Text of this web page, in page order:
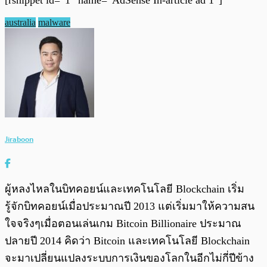
australia malware
Jiraboon
ผู้หลงไหลในบิทคอยน์และเทคโนโลยี Blockchain เริ่ม
รู้จักบิทคอยน์เมื่อประมาณปี 2013 แต่เริ่มมาให้ความสน
ใจจริงๆเมื่อตอนเล่นเกม Bitcoin Billionaire ประมาณ
ปลายปี 2014 คิดว่า Bitcoin และเทคโนโลยี Blockchain
จะมาเปลี่ยนแปลงระบบการเงินของโลกในอีกไม่กี่ปีข้าง